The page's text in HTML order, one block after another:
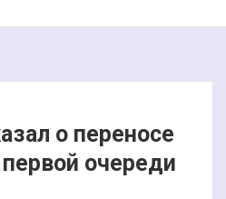
о переносе
очереди